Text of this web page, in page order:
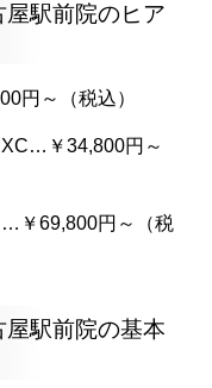
駅前院のヒア
円～（税込）
￥34,800円～
￥69,800円～（税
駅前院の基本